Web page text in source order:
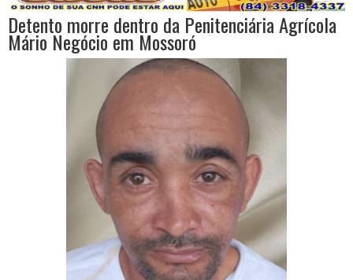
Detento morre dentro da Penitenciária Agrícola
Mário Negócio em Mossoró